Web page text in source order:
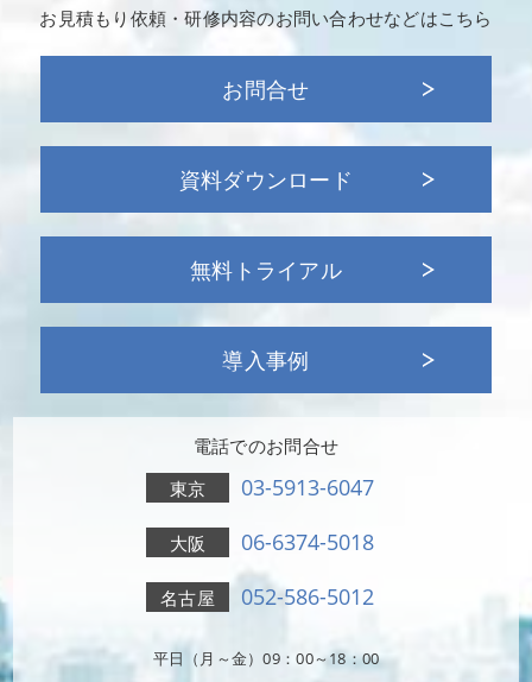
お見積もり依頼・研修内容のお問い合わせなどはこちら
お問合せ
資料ダウンロード
無料トライアル
導入事例
電話でのお問合せ
東京
03-5913-6047
大阪 06-6374-5018
名古屋 052-586-5012
平日（月～金）09：00～18：00